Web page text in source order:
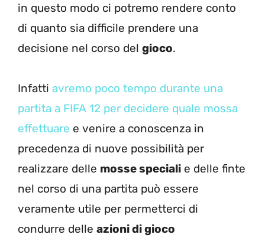
in questo modo ci potremo rendere conto
di quanto sia difficile prendere una
decisione nel corso del gioco.
Infatti avremo poco tempo durante una
partita a FIFA 12 per decidere quale mossa
effettuare e venire a conoscenza in
precedenza di nuove possibilità per
realizzare delle mosse speciali e delle finte
nel corso di una partita può essere
veramente utile per permetterci di
condurre delle azioni di gioco